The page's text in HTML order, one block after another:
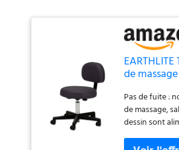
de massage
roulettes
– Pas de
rapport à
Pas de fuite :
de massage,
dessin sont
système